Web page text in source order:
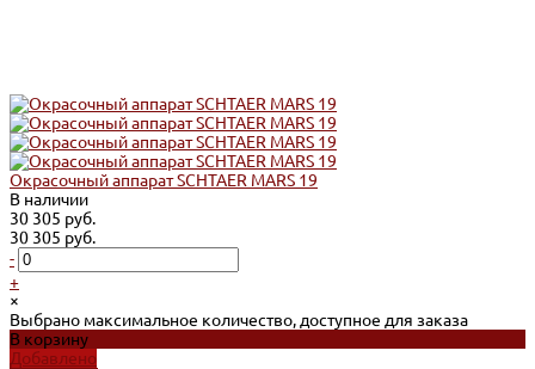
Окрасочный аппарат SCHTAER MARS 19
В наличии
30 305 руб.
30 305 руб.
-
+
×
Выбрано максимальное количество, доступное для заказа
В корзину
Добавлено